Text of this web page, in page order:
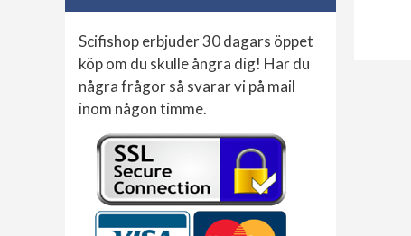
Scifishop erbjuder 30 dagars öppet
köp om du skulle ångra dig! Har du
några frågor så svarar vi på mail
inom någon timme.